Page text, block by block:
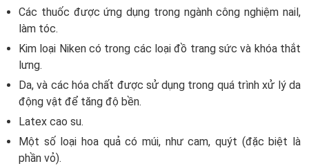
Các thuốc được ứng dụng trong ngành công nghiệm nail,
làm tóc.
Kim loại Niken có trong các loại đồ trang sức và khóa thắt
lưng.
Da, và các hóa chất được sử dụng trong quá trình xử lý da
động vật để tăng độ bền.
Latex cao su.
Một số loại hoa quả có múi, như cam, quýt (đặc biệt là
phần vỏ).